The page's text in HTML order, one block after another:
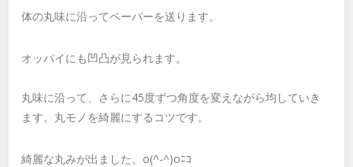
体の丸味に沿ってペーパーを送ります。
オッパイにも凹凸が見られます。
丸味に沿って、さらに45度ずつ角度を変えながら均していき
ます。丸モノを綺麗にするコツです。
綺麗な丸みが出ました。o(^-^)oﾆｺ